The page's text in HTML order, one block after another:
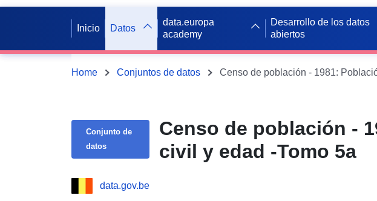
Inicio Datos
data.europa
academy
Desarrollo de los datos
abiertos
Home Conjuntos de datos Censo de población - 1981:
Conjunto de
datos
Censo de población -
civil y edad -Tomo 5a
data.gov.be